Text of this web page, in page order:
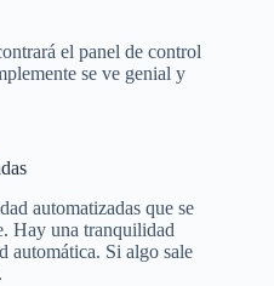
el panel de control
se ve genial y
automatizadas que se
Hay una tranquilidad
automática. Si algo sale